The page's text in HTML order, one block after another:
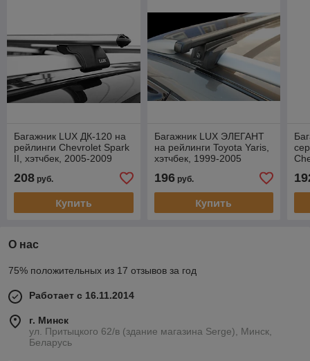
Багажник LUX ДК-120 на
рейлинги Chevrolet Spark
II, хэтчбек, 2005-2009
208 руб.
Купить
Багажник LUX ЭЛЕГАНТ
на рейлинги Toyota Yaris,
хэтчбек, 1999-2005
196руб.
Купить
О нас
75% положительных из 17 отзывов за год
Работает с 16.11.2014
г. Минск
ул. Притыцкого 62/в (здание магазина Serge), Минск,
Беларусь